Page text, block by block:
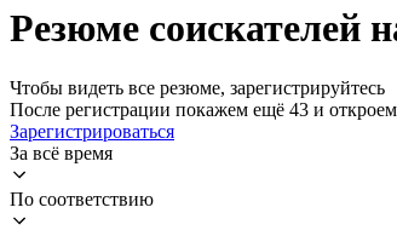
Резюме соискателей
Чтобы видеть все резюме, зарегистрируйтесь
После регистрации покажем ещё 43 и
Зарегистрироваться
За всё время
По соответствию